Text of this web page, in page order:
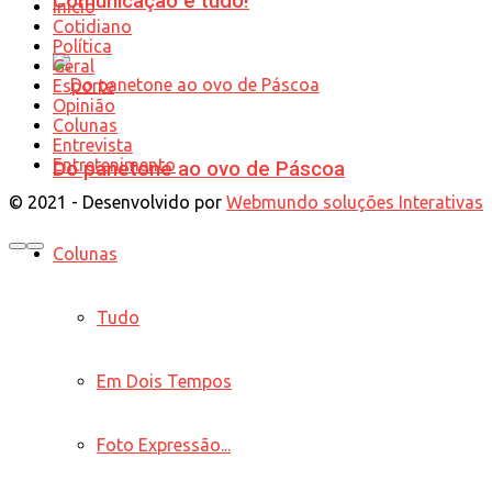
Do panetone ao ovo de Páscoa
Colunas
Tudo
Em Dois Tempos
Foto Expressão...
Início
Cotidiano
Política
Geral
Esporte
Opinião
Colunas
Entrevista
Entretenimento
© 2021 - Desenvolvido por Webmundo soluções Interativas